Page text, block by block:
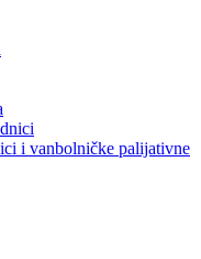
i vanbolničke palijativne